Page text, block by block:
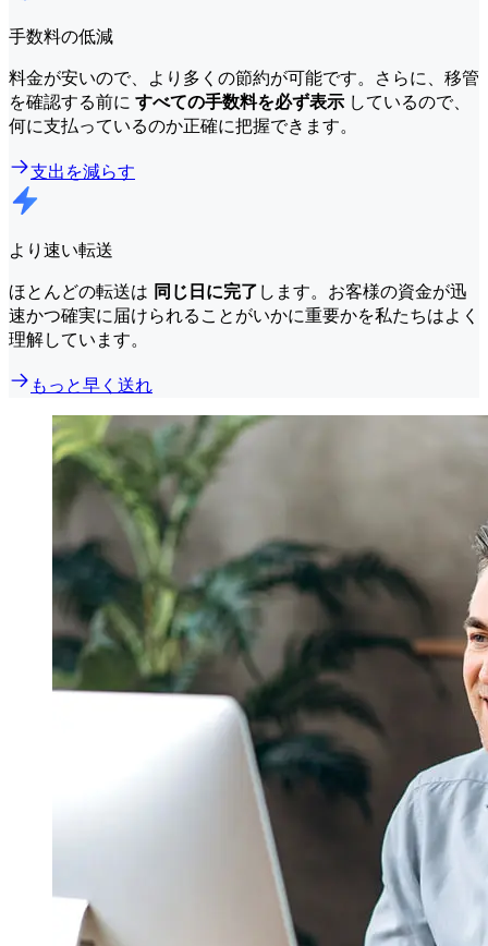
手数料の低減
料金が安いので、より多くの節約が可能です。さらに、移管
を確認する前に すべての手数料を必ず表示 しているので、
何に支払っているのか正確に把握できます。
支出を減らす
より速い転送
ほとんどの転送は 同じ日に完了 します。お客様の資金が迅
速かつ確実に届けられることがいかに重要かを私たちはよく
理解しています。
もっと早く送れ